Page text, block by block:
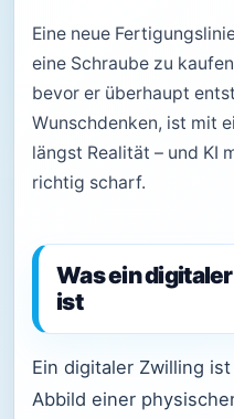
Eine neue
eine Schraube zu
bevor er überhaupt
Wunschdenken, ist mit
längst Realität – und KI
richtig scharf.
Was ein
ist
Ein digitaler Zwilling
Abbild einer